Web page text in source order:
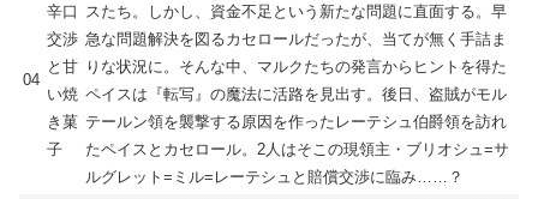
04
辛口
交渉
と甘
い焼
き菓
子
スたち。しかし、資金不足という新たな問題に直面する。早
急な問題解決を図るカセロールだったが、当てが無く手詰ま
りな状況に。そんな中、マルクたちの発言からヒントを得た
ペイスは『転写』の魔法に活路を見出す。後日、盗賊がモル
テールン領を襲撃する原因を作ったレーテシュ伯爵領を訪れ
たペイスとカセロール。2人はそこの現領主・ブリオシュ=サ
ルグレット=ミル=レーテシュと賠償交渉に臨み……？